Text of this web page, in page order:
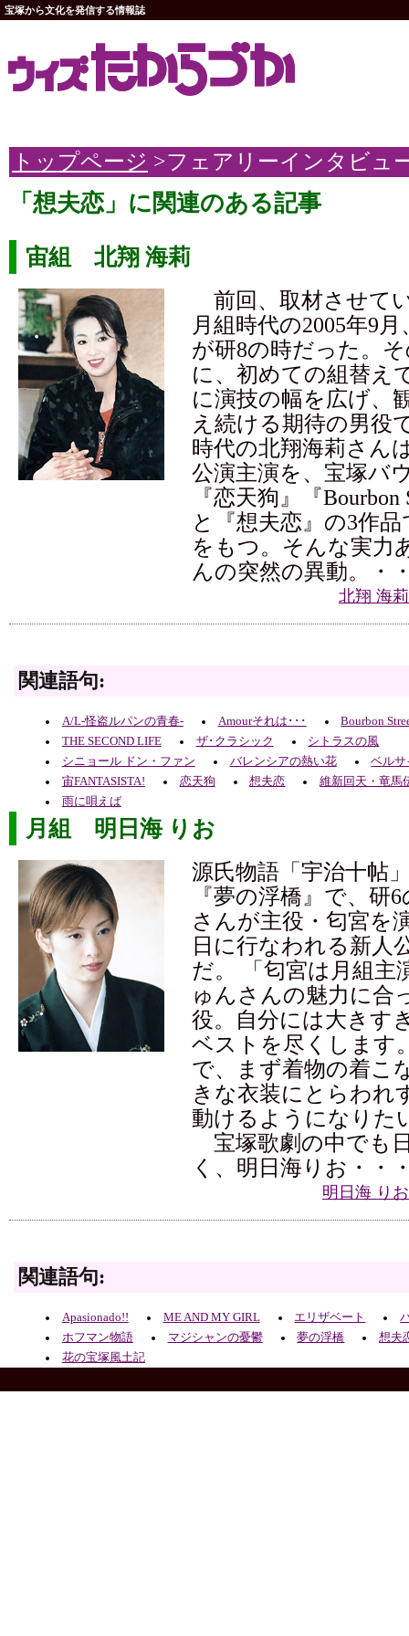
宝塚から文化を発信する情報誌
トップページ >フェアリーインタビュ
「想夫恋」に関連のある記事
宙組 北翔 海莉
前回、取材させて
月組時代の2005年9
が研8の時だった。
に、初めての組替え
に演技の幅を広げ、
え続ける期待の男
時代の北翔海莉さん
公演主演を、宝塚バ
『恋天狗』『Bourbon
と『想夫恋』の3作
をもつ。そんな実力
んの突然の異動。・
北翔 海
関連語句:
A/L-怪盗ルパンの青春- Amourそれは･･･
Bourbon
THE SECOND LIFE
ザ･クラシック
シトラスの風
シニョール ドン・ファン
バレンシアの熱い花
ベル
宙FANTASISTA!
恋天狗 想夫恋
維新回天・竜馬
雨に唄えば
月組 明日海 りお
源氏物語「宇治十帖
『夢の浮橋』で、研
さんが主役・匂宮を
日に行なわれる新人
だ。 「匂宮は月組主
ゅんさんの魅力に合
役。自分には大きす
ベストを尽くします
で、まず着物の着こ
きな衣装にとらわれ
動けるようになりた
宝塚歌劇の中でも
く、明日海りお・・
明日海 り
関連語句:
Apasionado!! ME AND MY GIRL エリザベート
ホフマン物語
マジシャンの憂鬱 夢の浮橋
想夫
花の宝塚風土記